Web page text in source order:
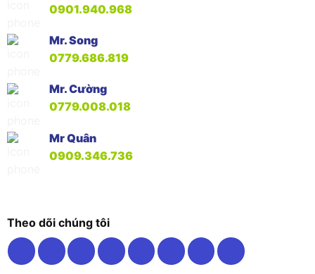
0901.940.968
Mr. Song
0779.686.819
Mr. Cường
0779.008.018
Mr Quân
0909.346.736
Theo dõi chúng tôi